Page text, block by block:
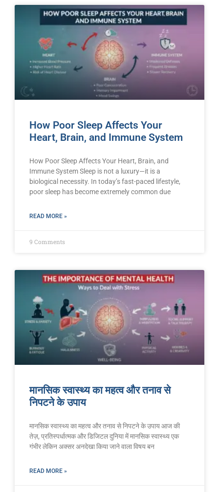
How Poor Sleep Affects Your
Heart, Brain, and Immune System
How Poor Sleep Affects Your Heart, Brain, and
Immune System Sleep is not a luxury—it is a
biological necessity. In today’s fast-paced lifestyle,
poor sleep has become extremely common due
READ MORE »
9 Comments
मानसिक स्वास्थ्य का महत्व और तनाव से
निपटने के उपाय
मानसिक स्वास्थ्य का महत्व और तनाव से निपटने के उपाय आज की
तेज़, प्रतिस्पर्धात्मक और डिजिटल दुनिया में मानसिक स्वास्थ्य एक
गंभीर लेकिन अक्सर अनदेखा किया जाने वाला विषय बन
READ MORE »